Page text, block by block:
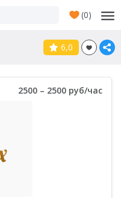
(0)
6,0
2500 – 2500 руб/час